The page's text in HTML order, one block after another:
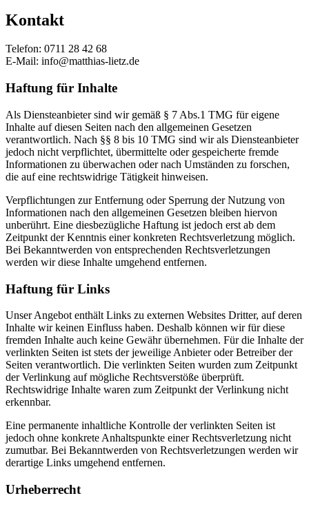
Kontakt
Telefon: 0711 28 42 68
E-Mail: info@matthias-lietz.de
Haftung für Inhalte
Als Diensteanbieter sind wir gemäß § 7 Abs.1 TMG für eigene
Inhalte auf diesen Seiten nach den allgemeinen Gesetzen
verantwortlich. Nach §§ 8 bis 10 TMG sind wir als Diensteanbieter
jedoch nicht verpflichtet, übermittelte oder gespeicherte fremde
Informationen zu überwachen oder nach Umständen zu forschen,
die auf eine rechtswidrige Tätigkeit hinweisen.
Verpflichtungen zur Entfernung oder Sperrung der Nutzung von
Informationen nach den allgemeinen Gesetzen bleiben hiervon
unberührt. Eine diesbezügliche Haftung ist jedoch erst ab dem
Zeitpunkt der Kenntnis einer konkreten Rechtsverletzung möglich.
Bei Bekanntwerden von entsprechenden Rechtsverletzungen
werden wir diese Inhalte umgehend entfernen.
Haftung für Links
Unser Angebot enthält Links zu externen Websites Dritter, auf deren
Inhalte wir keinen Einfluss haben. Deshalb können wir für diese
fremden Inhalte auch keine Gewähr übernehmen. Für die Inhalte der
verlinkten Seiten ist stets der jeweilige Anbieter oder Betreiber der
Seiten verantwortlich. Die verlinkten Seiten wurden zum Zeitpunkt
der Verlinkung auf mögliche Rechtsverstöße überprüft.
Rechtswidrige Inhalte waren zum Zeitpunkt der Verlinkung nicht
erkennbar.
Eine permanente inhaltliche Kontrolle der verlinkten Seiten ist
jedoch ohne konkrete Anhaltspunkte einer Rechtsverletzung nicht
zumutbar. Bei Bekanntwerden von Rechtsverletzungen werden wir
derartige Links umgehend entfernen.
Urheberrecht